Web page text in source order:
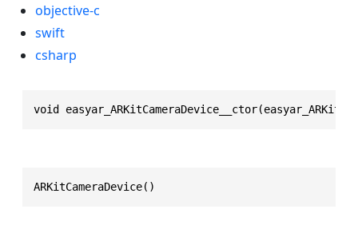
objective-c
swift
csharp
void
ARKitCameraDevice()